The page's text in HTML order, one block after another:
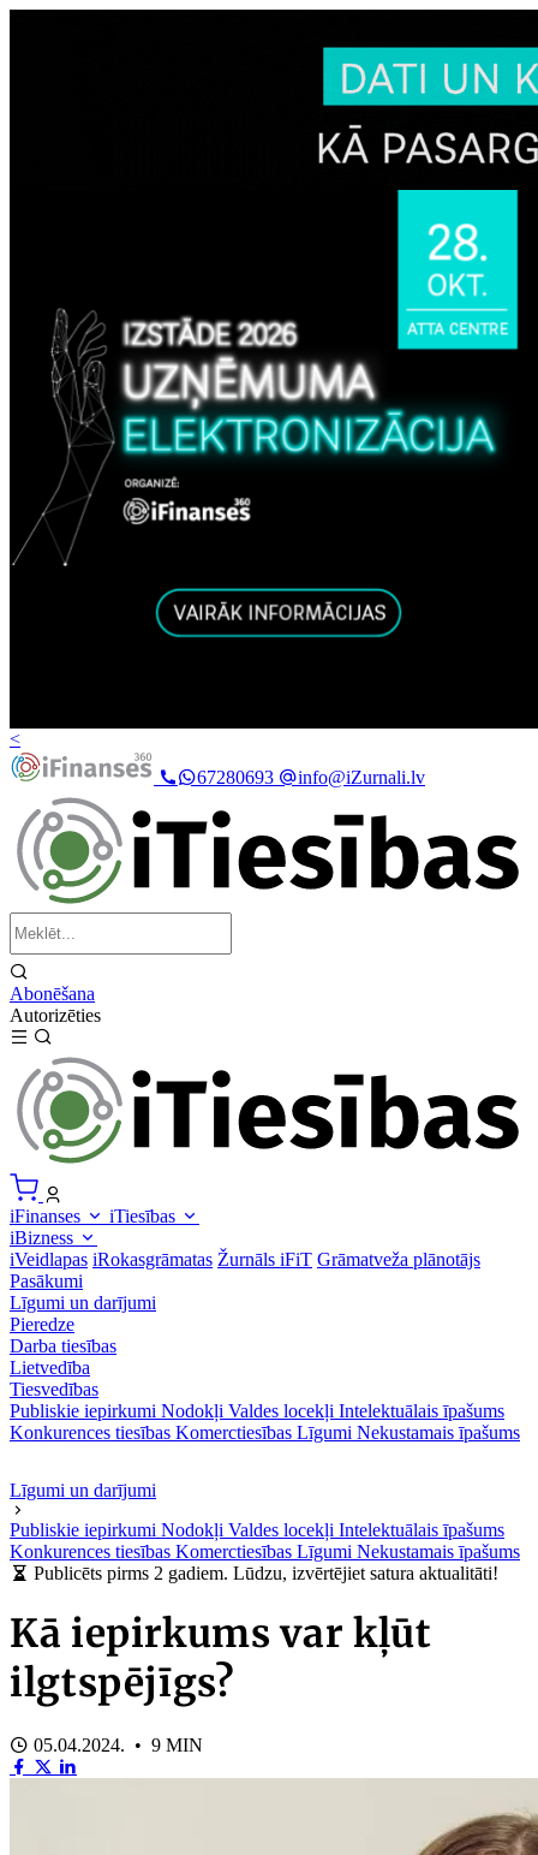
<
67280693
info@iZurnali.lv
Abonēšana
Autorizēties
iFinanses
iTiesības
iBizness
iVeidlapas iRokasgrāmatas Žurnāls iFiT Grāmatveža plānotājs
Pasākumi
Līgumi un darījumi
Pieredze
Darba tiesības
Lietvedība
Tiesvedības
Publiskie iepirkumi Nodokļi Valdes locekļi Intelektuālais īpašums
Konkurences tiesības Komerctiesības Līgumi Nekustamais īpašums
Līgumi un darījumi
Publiskie iepirkumi Nodokļi Valdes locekļi Intelektuālais īpašums
Konkurences tiesības Komerctiesības Līgumi Nekustamais īpašums
Publicēts pirms 2 gadiem. Lūdzu, izvērtējiet satura aktualitāti!
Kā iepirkums var kļūt
ilgtspējīgs?
05.04.2024. • 9 MIN